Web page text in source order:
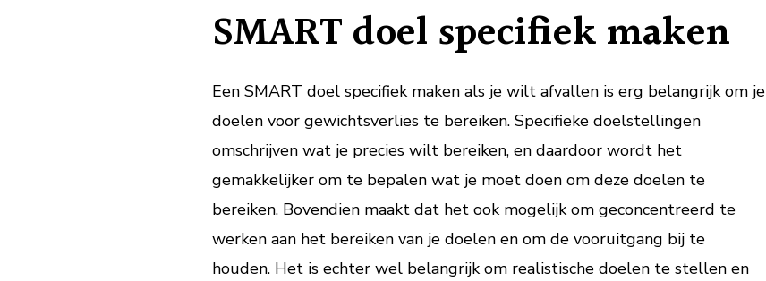
SMART doel specifiek maken
Een SMART doel specifiek maken als je wilt afvallen is erg belangrijk om je
doelen voor gewichtsverlies te bereiken. Specifieke doelstellingen
omschrijven wat je precies wilt bereiken, en daardoor wordt het
gemakkelijker om te bepalen wat je moet doen om deze doelen te
bereiken. Bovendien maakt dat het ook mogelijk om geconcentreerd te
werken aan het bereiken van je doelen en om de vooruitgang bij te
houden. Het is echter wel belangrijk om realistische doelen te stellen en